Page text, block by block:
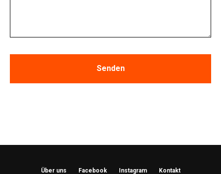
Senden
Über uns Facebook Instagram Kontakt